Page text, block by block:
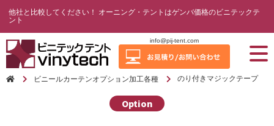
他社と比較してください！ オーニング・テントはゲンバ価格のビニテックテ
ント
info@pij-tent.com
ビニールカーテンオプション加工各種 のり付きマジックテープ
Option